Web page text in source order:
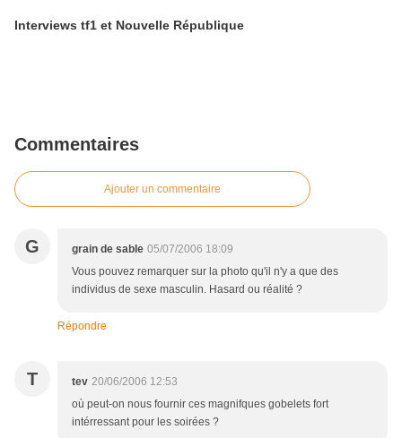
Interviews tf1 et Nouvelle République
Commentaires
Ajouter un commentaire
G grain de sable 05/07/2006 18:09
Vous pouvez remarquer sur la photo qu'il n'y a que des
individus de sexe masculin. Hasard ou réalité ?
Répondre
T tev 20/06/2006 12:53
où peut-on nous fournir ces magnifques gobelets fort
intérressant pour les soirées ?